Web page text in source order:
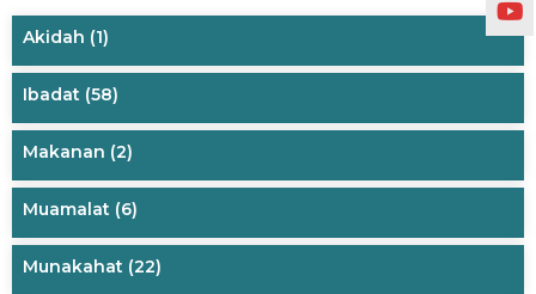
Akidah (1)
Ibadat (58)
Makanan (2)
Muamalat (6)
Munakahat (22)